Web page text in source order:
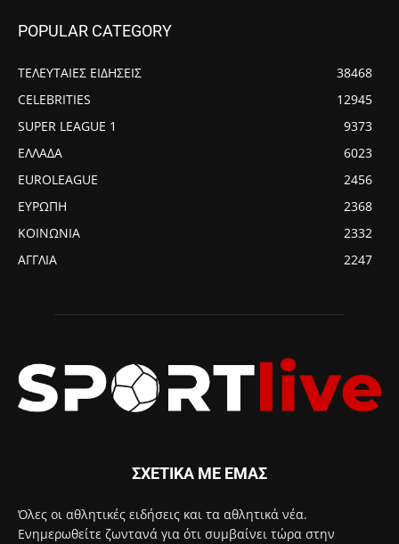
POPULAR CATEGORY
ΤΕΛΕΥΤΑΙΕΣ ΕΙΔΗΣΕΙΣ
38468
CELEBRITIES
12945
SUPER LEAGUE 1
9373
ΕΛΛΑΔΑ
6023
EUROLEAGUE
2456
ΕΥΡΩΠΗ
2368
ΚΟΙΝΩΝΙΑ
2332
ΑΓΓΛΙΑ
2247
ΣΧΕΤΙΚΑ ΜΕ ΕΜΑΣ
Όλες οι αθλητικές ειδήσεις και τα αθλητικά νέα.
Ενημερωθείτε ζωντανά για ότι συμβαίνει τώρα στην